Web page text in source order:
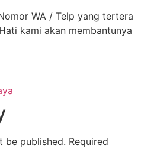
WA / Telp yang tertera
kami akan membantunya
be published. Required